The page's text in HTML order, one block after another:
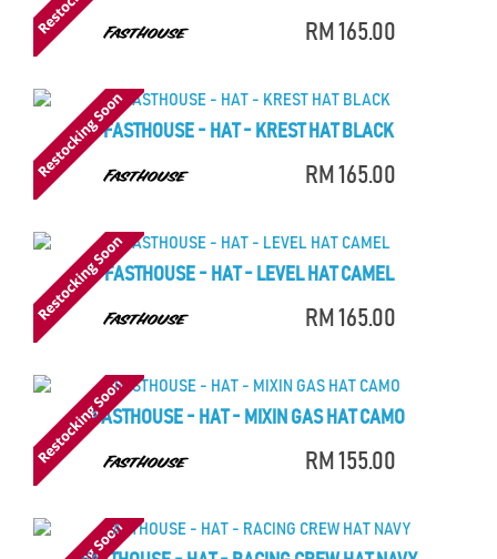
RM 165.00
FASTHOUSE - HAT - KREST HAT BLACK
RM 165.00
FASTHOUSE - HAT - LEVEL HAT CAMEL
RM 165.00
FASTHOUSE - HAT - MIXIN GAS HAT CAMO
RM 155.00